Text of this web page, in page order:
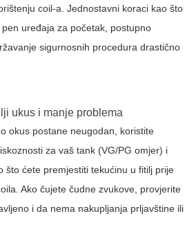
coil-a. Jednostavni koraci kao što
uređaja za početak, postupno
sigurnosnih procedura drastično
ukus i manje problema
okus postane neugodan, koristite
za vaš tank (VG/PG omjer) i
što ćete premjestiti tekućinu u fitilj prije
Ako čujete čudne zvukove, provjerite
i da nema nakupljanja prljavštine ili